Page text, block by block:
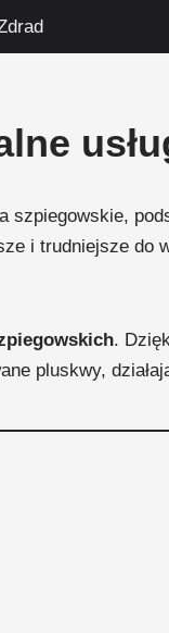
szpiegowskie,
i trudniejsze do
.
pluskwy,